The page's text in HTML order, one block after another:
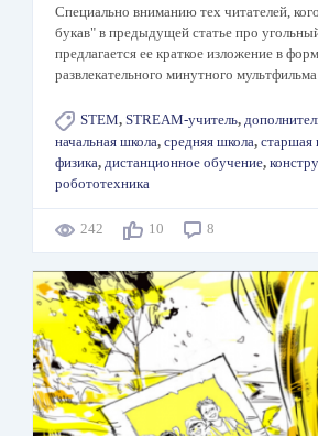
Специально вниманию тех читателей,
букав" в предыдущей статье про
предлагается ее краткое изложение в
развлекательного минутного
STEM, STREAM-учитель,
начальная школа, средняя школа, старшая
физика, дистанционное обучение,
робототехника
242 10 8